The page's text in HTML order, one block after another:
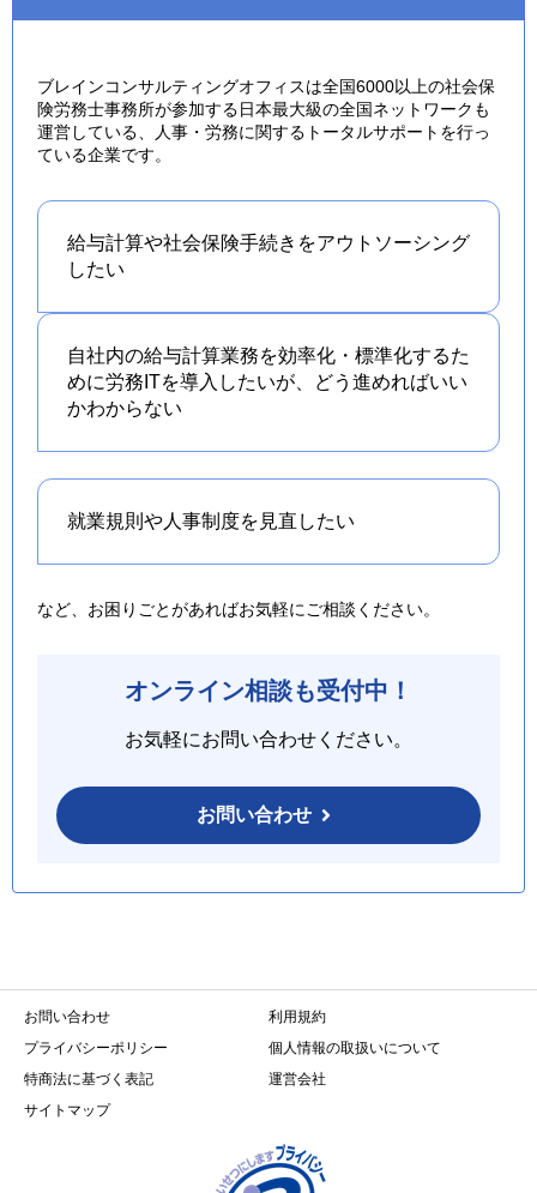
ブレインコンサルティングオフィスは全国6000以上の社会保
険労務士事務所が参加する日本最大級の全国ネットワークも
運営している、人事・労務に関するトータルサポートを行っ
ている企業です。
給与計算や社会保険手続きをアウトソーシング
したい
自社内の給与計算業務を効率化・標準化するた
めに労務ITを導入したいが、どう進めればいい
かわからない
就業規則や人事制度を 見直したい
など、お困りごとがあればお気軽にご相談ください。
オンライン相談も受付中！
お気軽にお問い合わせください。
お問い合わせ
お問い合わせ
利用規約
プライバシーポリシー
個人情報の取扱いについて
特商法に基づく表記
運営会社
サイトマップ